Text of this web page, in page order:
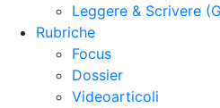
Leggere & Scrivere
Rubriche
Focus
Dossier
Videoarticoli